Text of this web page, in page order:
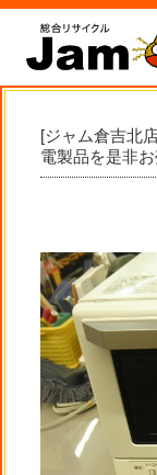
[ジャム倉吉北
電製品を是非お